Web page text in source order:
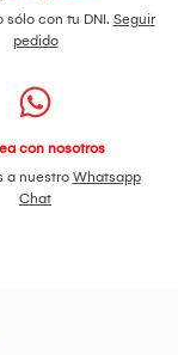
sólo con tu DNI. Seguir
pedido
con nosotros
a nuestro Whatsapp
Chat